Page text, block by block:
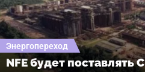
Энергопереход
NFE будет поставлять